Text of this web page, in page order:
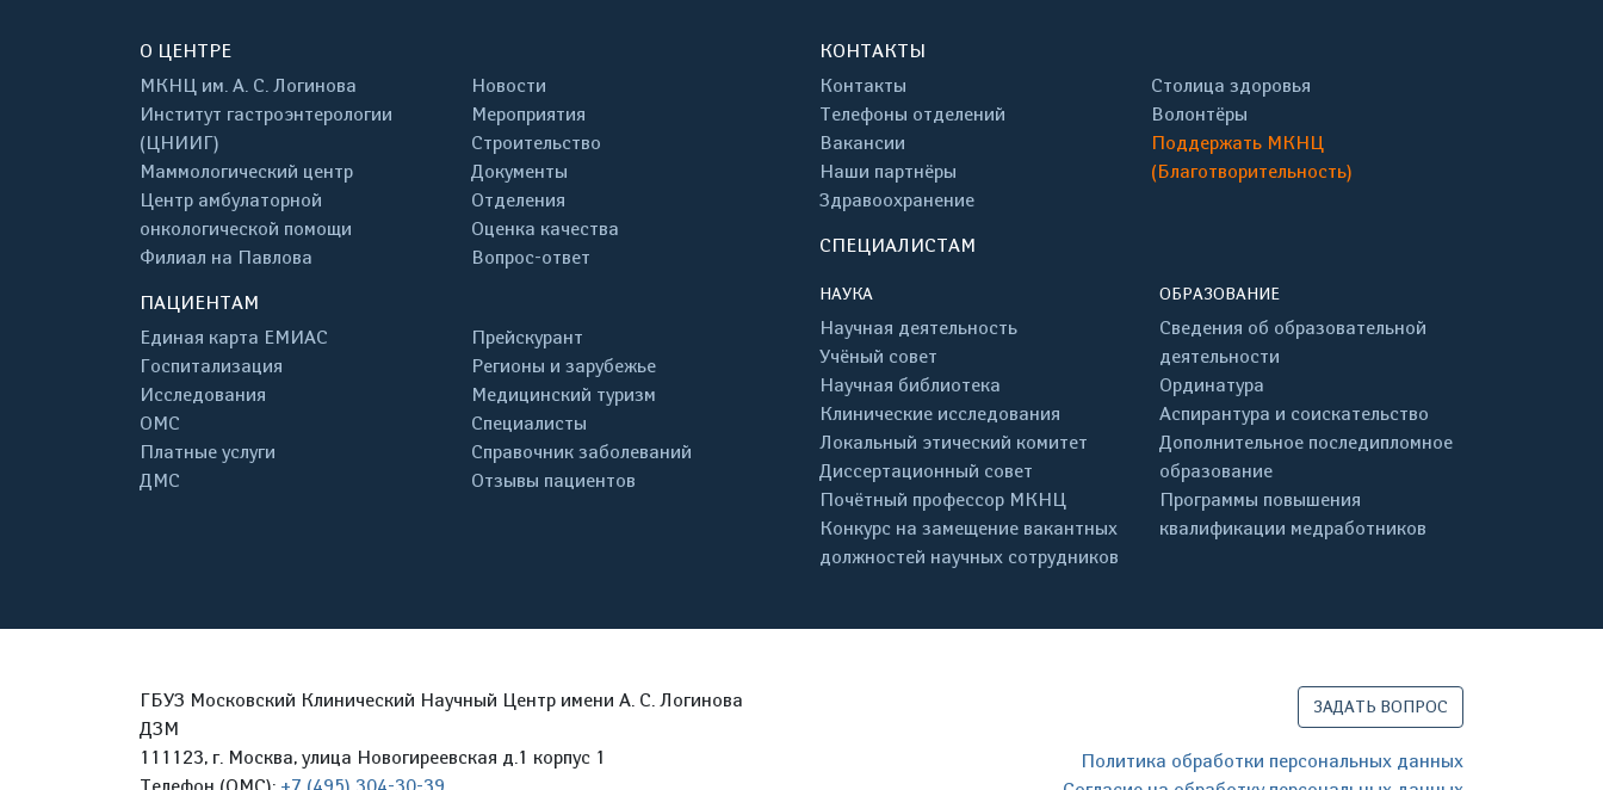
О ЦЕНТРЕ
МКНЦ им. А. С. Логинова
Институт гастроэнтерологии
(ЦНИИГ)
Маммологический центр
Центр амбулаторной
онкологической помощи
Филиал на Павлова
Новости
Мероприятия
Строительство
Документы
Отделения
Оценка качества
Вопрос-ответ
ПАЦИЕНТАМ
Единая карта ЕМИАС
Госпитализация
Исследования
ОМС
Платные услуги
ДМС
Прейскурант
Регионы и зарубежье
Медицинский туризм
Специалисты
Справочник заболеваний
Отзывы пациентов
КОНТАКТЫ
Контакты
Телефоны отделений
Вакансии
Наши партнёры
Здравоохранение
Столица здоровья
Волонтёры
Поддержать МКНЦ
(Благотворительность)
СПЕЦИАЛИСТАМ
НАУКА
Научная деятельность
Учёный совет
Научная библиотека
Клинические исследования
Локальный этический комитет
Диссертационный совет
Почётный профессор МКНЦ
Конкурс на замещение вакантных
должностей научных сотрудников
ОБРАЗОВАНИЕ
Сведения об образовательной
деятельности
Ординатура
Аспирантура и соискательство
Дополнительное последипломное
образование
Программы повышения
квалификации медработников
ГБУЗ Московский Клинический Научный Центр имени А. С. Логинова
ДЗМ
111123, г. Москва, улица Новогиреевская д.1 корпус 1
ЗАДАТЬ ВОПРОС
Политика обработки персональных данных